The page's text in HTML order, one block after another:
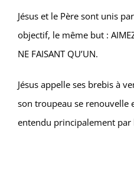
Jésus et le Père sont unis
objectif, le même but : AIMEZ
NE FAISANT QU’UN.
Jésus appelle ses brebis à
son troupeau se renouvelle
entendu principalement par